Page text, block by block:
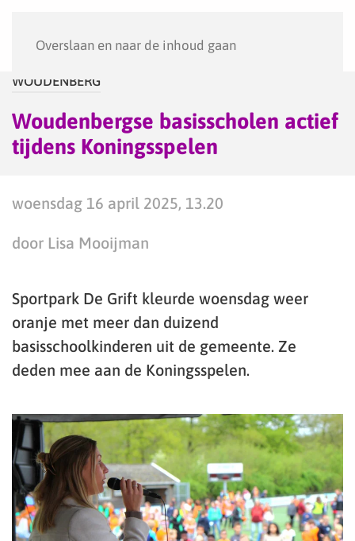
Overslaan en naar de inhoud gaan
WOUDENBERG
Woudenbergse basisscholen actief
tijdens Koningsspelen
woensdag 16 april 2025, 13.20
door Lisa Mooijman
Sportpark De Grift kleurde woensdag weer
oranje met meer dan duizend
basisschoolkinderen uit de gemeente. Ze
deden mee aan de Koningsspelen.